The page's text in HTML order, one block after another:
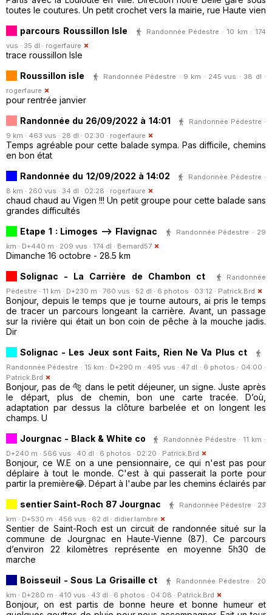
toutes le coutures. Un petit crochet vers la mairie, rue Haute vien
parcours Roussillon Isle
Randonnée Pédestre · 10 km · 174
vus · 35 dl · rogerfaure
trace roussillon Isle
Roussillon isle
Randonnée Pédestre · 9 km · 245 vus · 38 dl ·
rogerfaure
pour rentrée janvier
Randonnée du 26/09/2022 à 14:01
Randonnée Pédestre ·
9 km · 463 vus · 28 dl · 02:30 · rogerfaure
Temps agréable pour cette balade sympa. Pas difficile, chemins
en bon état
Randonnée du 12/09/2022 à 14:02
Randonnée Pédestre ·
8 km · 260 vus · 34 dl · 02:28 · rogerfaure
chaud chaud au Vigen !!! Un petit groupe pour cette balade sans
grandes difficultés
Etape 1 : Limoges --> Flavignac
Randonnée Pédestre · 29
km · D+440 m · 209 vus · 174 dl · Bernard57
Dimanche 16 octobre - 28.5 km
Solignac - La Carrière de Chambon ct
Randonnée
Pédestre · 11 km · D+230 m · 760 vus · 52 dl · 6 photos · 03:12 · Patrick.Brd
Bonjour, depuis le temps que je tourne autours, ai pris le temps
de tracer un parcours longeant la carrière. Avant, un passage
sur la rivière qui était un bon coin de pêche à la mouche jadis.
Dir
Solignac - Les Jeux sont Faits, Rien Ne Va Plus ct
Randonnée Pédestre · 15 km · D+290 m · 495 vus · 47 dl · 6 photos · 04:00 ·
Patrick.Brd
Bonjour, pas de 🐅 dans le petit déjeuner, un signe. Juste après
le départ, plus de chemin, bon une carte tracée. D’où,
adaptation par dessus la clôture barbelée et on longent les
champs. U
Jourgnac - Black & White co
Randonnée Pédestre · 11 km ·
D+240 m · 566 vus · 40 dl · 6 photos · 02:20 · Patrick.Brd
Bonjour, ce W.E on a une pensionnaire, ce qui n'est pas pour
déplaire à tout le monde. C'est à qui passerait la porte pour
partir la première😂. Départ à l'aube par les chemins éclairés par
sentier Saint-Roch 87 Jourgnac
Randonnée Pédestre · 23
km · D+530 m · 456 vus · 62 dl · didier.lambre
Sentier de Saint-Roch est un circuit de randonnée situé sur la
commune de Jourgnac en Haute-Vienne (87). Ce parcours
d’environ 22 kilomètres représente en moyenne 5h30 de
marche
Boisseuil - Sous La Grisaille ct
Randonnée Pédestre · 20
km · D+280 m · 410 vus · 43 dl · 6 photos · 04:08 · Patrick.Brd
Bonjour, on est partis de bonne heure et bonne humeur et